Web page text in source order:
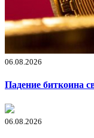
06.08.2026
Падение биткоина
06.08.2026